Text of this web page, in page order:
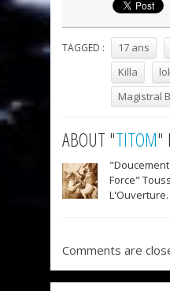
TAGGED : 17 ans
Killa
Magistral
ABOUT "TITOM"
Force"
L'Ouverture.
Comments are